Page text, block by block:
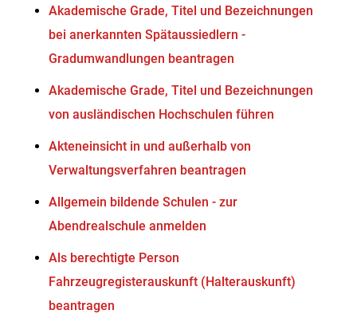
Akademische Grade, Titel und Bezeichnungen
bei anerkannten Spätaussiedlern -
Gradumwandlungen beantragen
Akademische Grade, Titel und Bezeichnungen
von ausländischen Hochschulen führen
Akteneinsicht in und außerhalb von
Verwaltungsverfahren beantragen
Allgemein bildende Schulen - zur
Abendrealschule anmelden
Als berechtigte Person
Fahrzeugregisterauskunft (Halterauskunft)
beantragen